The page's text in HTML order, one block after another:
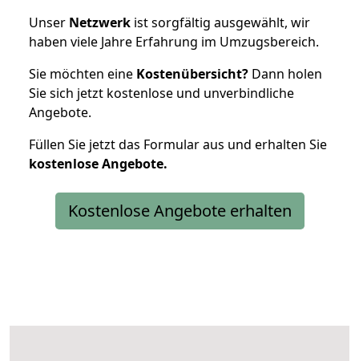
Unser Netzwerk ist sorgfältig ausgewählt, wir
haben viele Jahre Erfahrung im Umzugsbereich.
Sie möchten eine Kostenübersicht? Dann holen
Sie sich jetzt kostenlose und unverbindliche
Angebote.
Füllen Sie jetzt das Formular aus und erhalten Sie
kostenloseAngebote.
Kostenlose Angebote erhalten